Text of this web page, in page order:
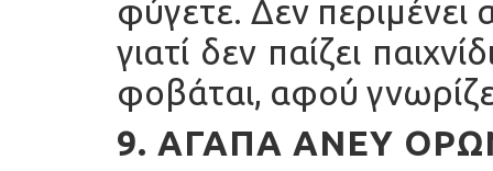
φύγετε. Δεν
γιατί δεν παίζει
φοβάται, αφού
9. ΑΓΑΠΆ ΆΝΕΥ